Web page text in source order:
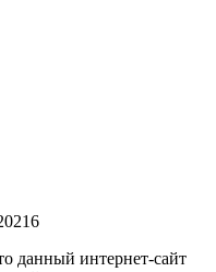
данный интернет-сайт